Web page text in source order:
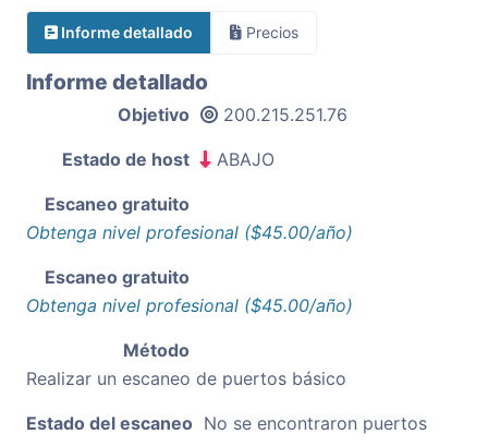
Informe detallado Precios
Informe detallado
Objetivo 200.215.251.76
Estado de host ABAJO
Escaneo gratuito
Obtenga nivel profesional ($45.00/año)
Escaneo gratuito
Obtenga nivel profesional ($45.00/año)
Método
Realizar un escaneo de puertos básico
Estado del escaneo No se encontraron puertos